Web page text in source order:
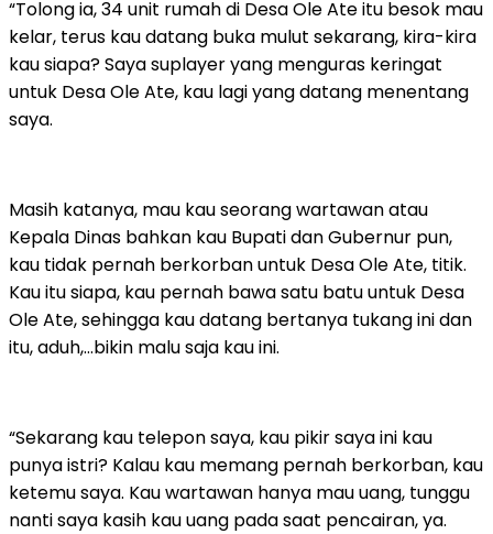
“Tolong ia, 34 unit rumah di Desa Ole Ate itu besok mau
kelar, terus kau datang buka mulut sekarang, kira-kira
kau siapa? Saya suplayer yang menguras keringat
untuk Desa Ole Ate, kau lagi yang datang menentang
saya.
Masih katanya, mau kau seorang wartawan atau
Kepala Dinas bahkan kau Bupati dan Gubernur pun,
kau tidak pernah berkorban untuk Desa Ole Ate, titik.
Kau itu siapa, kau pernah bawa satu batu untuk Desa
Ole Ate, sehingga kau datang bertanya tukang ini dan
itu, aduh,…bikin malu saja kau ini.
“Sekarang kau telepon saya, kau pikir saya ini kau
punya istri? Kalau kau memang pernah berkorban, kau
ketemu saya. Kau wartawan hanya mau uang, tunggu
nanti saya kasih kau uang pada saat pencairan, ya.